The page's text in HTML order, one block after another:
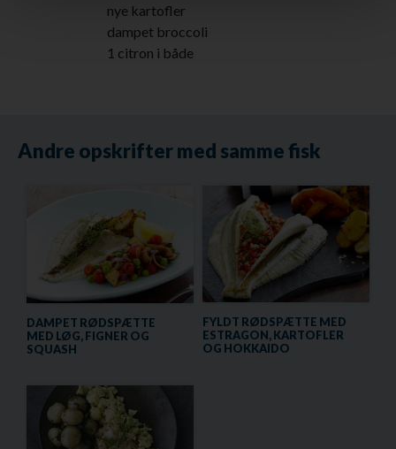
nye kartofler
dampet broccoli
1 citron i både
Andre opskrifter med samme fisk
DAMPET RØDSPÆTTE
MED LØG, FIGNER OG
SQUASH
FYLDT RØDSPÆTTE MED
ESTRAGON, KARTOFLER
OG HOKKAIDO